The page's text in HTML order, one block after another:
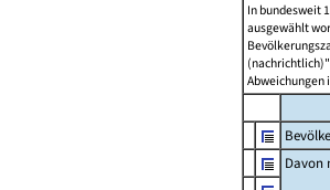
In bundesweit
ausgewählt
Abweichungen
Davon